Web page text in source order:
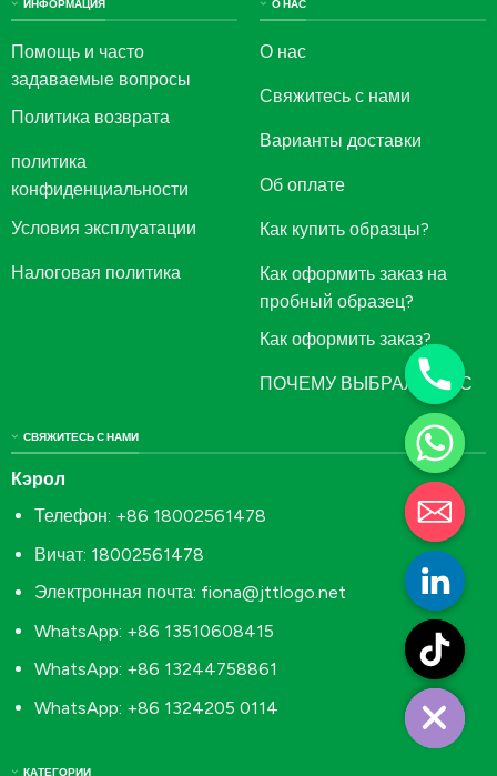
ИНФОРМАЦИЯ
Помощь и часто
задаваемые вопросы
Политика возврата
политика
конфиденциальности
Условия эксплуатации
Налоговая политика
О НАС
О нас
Свяжитесь с нами
Варианты доставки
Об оплате
Как купить образцы?
Как оформить заказ на
пробный образец?
Как оформить заказ?
ПОЧЕМУ ВЫБРАЛИ НАС
КАТЕГОРИИ
СВЯЖИТЕСЬ С НАМИ
Кэрол
Телефон: +86 18002561478
Вичат: 18002561478
Электронная почта: fiona@jttlogo.net
WhatsApp: +86 13510608415
WhatsApp: +86 13244758861
WhatsApp: +86 1324205 0114